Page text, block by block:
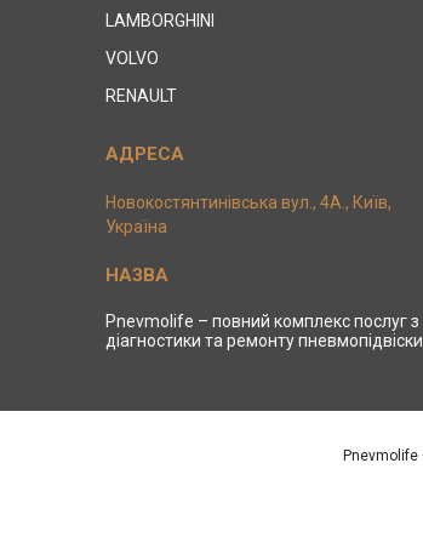
LAMBORGHINI
VOLVO
RENAULT
Новокостянтинівська вул., 4А., Київ,
Україна
Pnevmolife – повний комплекс послуг з
діагностики та ремонту пневмопідвіски